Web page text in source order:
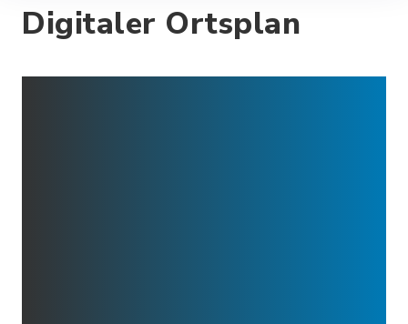
Digitaler Ortsplan